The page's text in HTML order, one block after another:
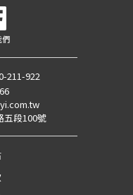
們
211-922
五段100號